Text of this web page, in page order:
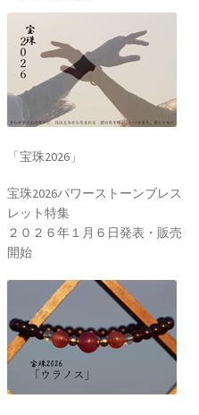
「宝珠2026」
宝珠2026パワーストーンブレス
レット特集
２０２６年１月６日発表・販売
開始